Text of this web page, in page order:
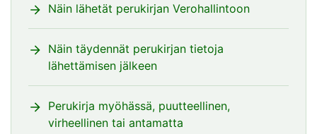
Näin lähetät perukirjan Verohallintoon
Näin täydennät perukirjan tietoja
lähettämisen jälkeen
Perukirja myöhässä, puutteellinen,
virheellinen tai antamatta